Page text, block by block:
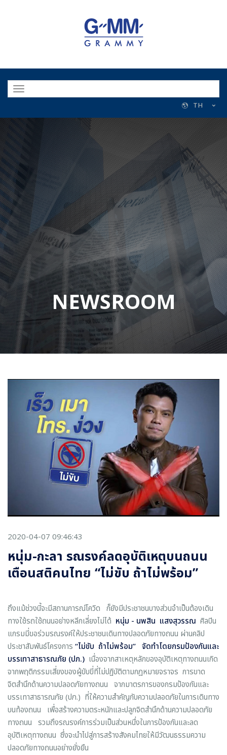
TH
NEWSROOM
2020-04-07 09:46:43
หนุ่ม-กะลา รณรงค์ลดอุบัติเหตุบนถนน
เตือนสติคนไทย “ไม่ขับ ถ้าไม่พร้อม”
ถึงแม้ช่วงนี้จะมีสถานการณ์โควิด ก็ยังมีประชาชนบางส่วนจำเป็นต้องเดิน
ทางใช้รถใช้ถนนอย่างหลีกเลี่ยงไม่ได้ หนุ่ม - นพสิน แสงสุวรรณ ศิลปิน
แกรมมี่ขอร่วมรณรงค์ให้ประชาชนเดินทางปลอดภัยทางถนน ผ่านคลิป
ประชาสัมพันธ์โครงการ “ไม่ขับ ถ้าไม่พร้อม” จัดทำโดยกรมป้องกันและ
บรรเทาสาธารณภัย (ปภ.) เนื่องจากสาเหตุหลักของอุบัติเหตุทางถนนเกิด
จากพฤติกรรมเสี่ยงของผู้ขับขี่ที่ไม่ปฏิบัติตามกฎหมายจราจร การขาด
จิตสำนึกด้านความปลอดภัยทางถนน จากมาตรการของกรมป้องกันและ
บรรเทาสาธารณภัย (ปภ.) ที่ให้ความสำคัญกับความปลอดภัยในการเดินทาง
บนท้องถนน เพื่อสร้างความตระหนักและปลูกจิตสำนึกด้านความปลอดภัย
ทางถนน รวมถึงรณรงค์การร่วมเป็นส่วนหนึ่งในการป้องกันและลด
อุบัติเหตุทางถนน ซึ่งจะนำไปสู่การสร้างสังคมไทยให้มีวัฒนธรรมความ
ปลอดภัยทางถนนอย่างยั่งยืน